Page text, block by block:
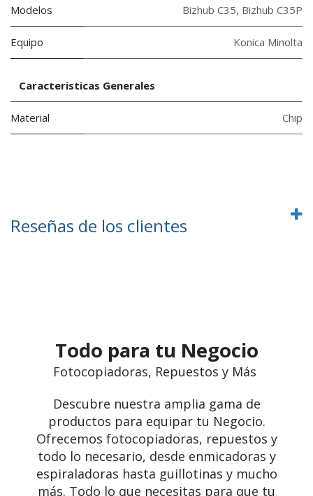
Modelos Bizhub C35, Bizhub C35P
Equipo Konica Minolta
Caracteristicas Generales
Material Chip
Reseñas de los clientes
Todo para tu Negocio
Fotocopiadoras, Repuestos y Más
Descubre nuestra amplia gama de
productos para equipar tu Negocio.
Ofrecemos fotocopiadoras, repuestos y
todo lo necesario, desde enmicadoras y
espiraladoras hasta guillotinas y mucho
más. Todo lo que necesitas para que tu